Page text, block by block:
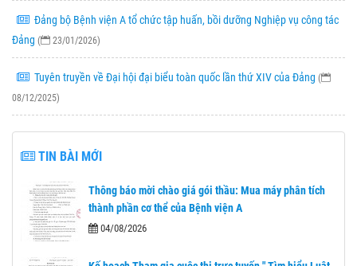
Đảng bộ Bệnh viện A tổ chức tập huấn, bồi dưỡng Nghiệp vụ công tác
Đảng ( 23/01/2026)
Tuyên truyền về Đại hội đại biểu toàn quốc lần thứ XIV của Đảng (
08/12/2025)
TIN BÀI MỚI
Thông báo mời chào giá gói thầu: Mua máy phân tích
thành phần cơ thể của Bệnh viện A
04/08/2026